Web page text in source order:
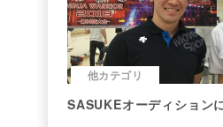
他カテゴリ
SASUKEオーディション